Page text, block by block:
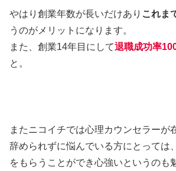
やはり創業年数が長いだけあり これま
うのがメリットになります。
また、創業14年目にして退職成功率
と。
またニコイチでは心理カウンセラーが
辞められずに悩んでいる方にとっては
をもらうことができ心強いというのも